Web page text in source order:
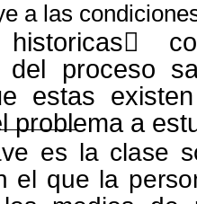
a las
del proceso
estas
problema a
es la clase
el que la